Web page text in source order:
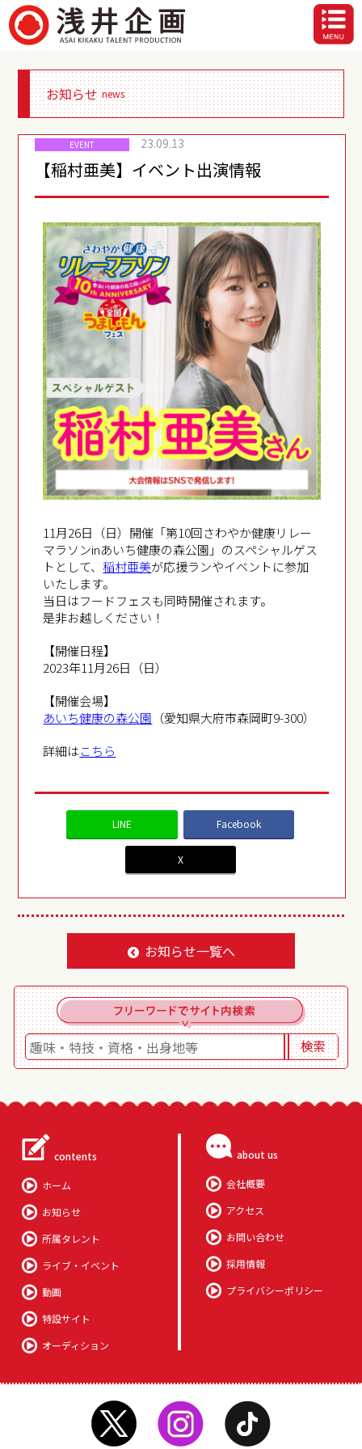
お知らせ news
EVENT 23.09.13
【稲村亜美】イベント出演情報
11月26日（日）開催「第10回さわやか健康リレー
マラソンinあいち健康の森公園」のスペシャルゲス
トとして、稲村亜美が応援ランやイベントに参加
いたします。
当日はフードフェスも同時開催されます。
是非お越しください！
【開催日程】
2023年11月26日（日）
【開催会場】
あいち健康の森公園 （愛知県大府市森岡町9-300）
詳細はこちら
LINE Facebook
X
お知らせ一覧へ
contents
ホーム
お知らせ
所属タレント
ライブ・イベント
動画
特設サイト
オーディション
about us
会社概要
アクセス
お問い合わせ
採用情報
プライバシーポリシー